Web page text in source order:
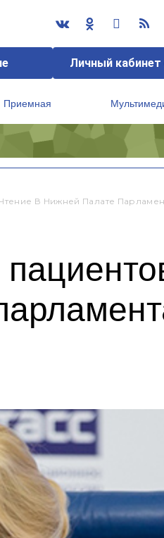
Личный кабинет
Приемная
В Нижней Палате